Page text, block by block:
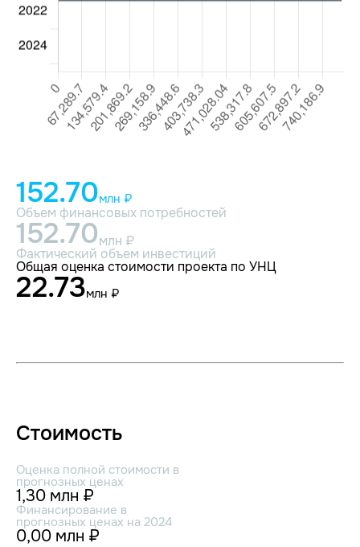
152.70млн ₽
Объем финансовых потребностей
152.70млн ₽
Фактический объем инвестиций
Общая оценка стоимости проекта по УНЦ
22.73млн ₽
Стоимость
Оценка полной стоимости в
прогнозных ценах
1,30 млн ₽
Финансирование в
прогнозных ценах на 2024
0,00 млн ₽